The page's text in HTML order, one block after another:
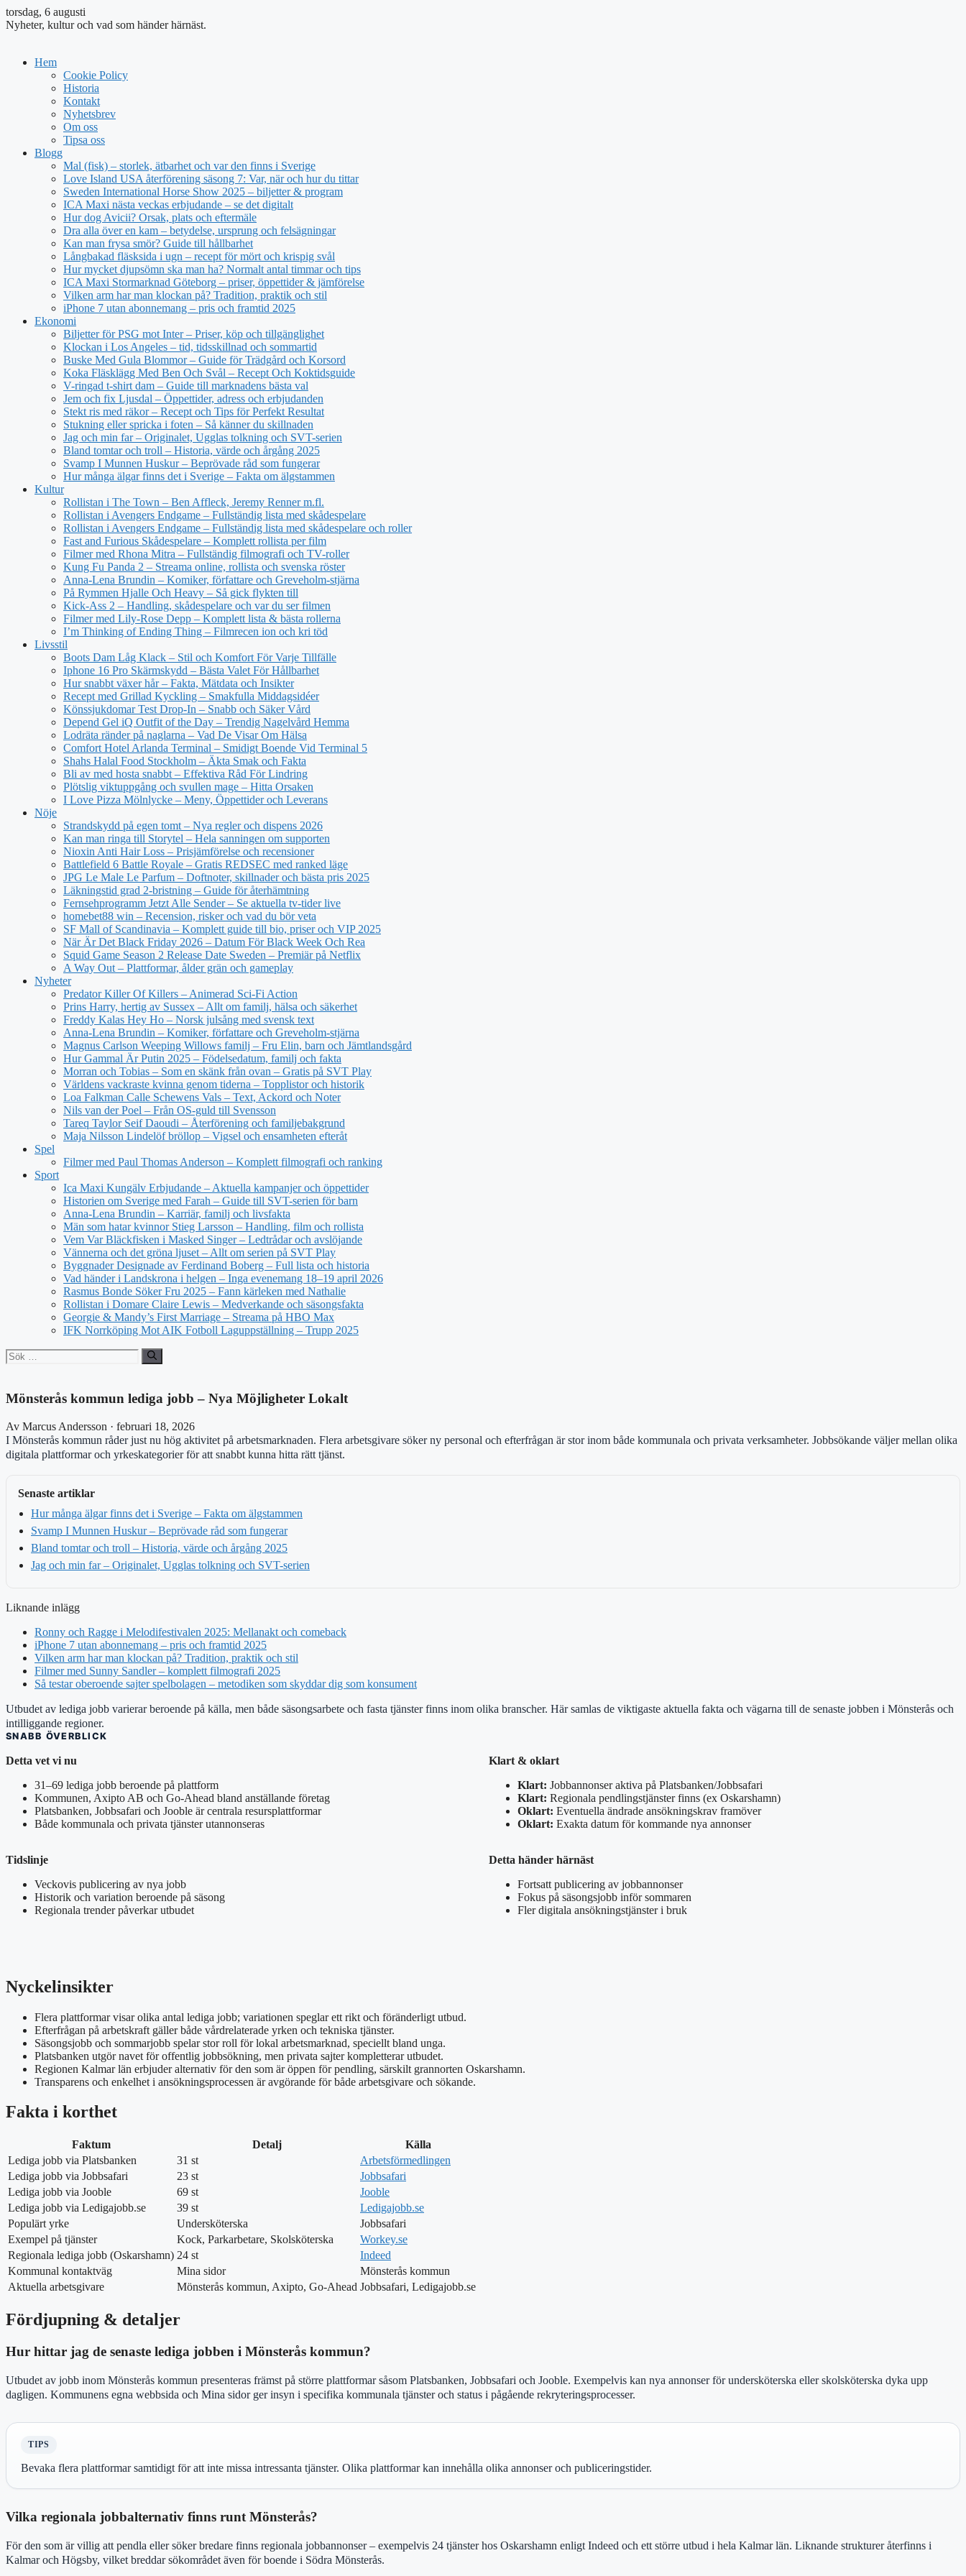
torsdag, 6 augusti
Nyheter, kultur och vad som händer härnäst.
Hem
Cookie Policy
Historia
Kontakt
Nyhetsbrev
Om oss
Tipsa oss
Blogg
Mal (fisk) – storlek, ätbarhet och var den finns i Sverige
Love Island USA återförening säsong 7: Var, när och hur du tittar
Sweden International Horse Show 2025 – biljetter & program
ICA Maxi nästa veckas erbjudande – se det digitalt
Hur dog Avicii? Orsak, plats och eftermäle
Dra alla över en kam – betydelse, ursprung och felsägningar
Kan man frysa smör? Guide till hållbarhet
Långbakad fläsksida i ugn – recept för mört och krispig svål
Hur mycket djupsömn ska man ha? Normalt antal timmar och tips
ICA Maxi Stormarknad Göteborg – priser, öppettider & jämförelse
Vilken arm har man klockan på? Tradition, praktik och stil
iPhone 7 utan abonnemang – pris och framtid 2025
Ekonomi
Biljetter för PSG mot Inter – Priser, köp och tillgänglighet
Klockan i Los Angeles – tid, tidsskillnad och sommartid
Buske Med Gula Blommor – Guide för Trädgård och Korsord
Koka Fläsklägg Med Ben Och Svål – Recept Och Koktidsguide
V-ringad t-shirt dam – Guide till marknadens bästa val
Jem och fix Ljusdal – Öppettider, adress och erbjudanden
Stekt ris med räkor – Recept och Tips för Perfekt Resultat
Stukning eller spricka i foten – Så känner du skillnaden
Jag och min far – Originalet, Ugglas tolkning och SVT-serien
Bland tomtar och troll – Historia, värde och årgång 2025
Svamp I Munnen Huskur – Beprövade råd som fungerar
Hur många älgar finns det i Sverige – Fakta om älgstammen
Kultur
Rollistan i The Town – Ben Affleck, Jeremy Renner m.fl.
Rollistan i Avengers Endgame – Fullständig lista med skådespelare
Rollistan i Avengers Endgame – Fullständig lista med skådespelare och roller
Fast and Furious Skådespelare – Komplett rollista per film
Filmer med Rhona Mitra – Fullständig filmografi och TV-roller
Kung Fu Panda 2 – Streama online, rollista och svenska röster
Anna-Lena Brundin – Komiker, författare och Greveholm-stjärna
På Rymmen Hjalle Och Heavy – Så gick flykten till
Kick-Ass 2 – Handling, skådespelare och var du ser filmen
Filmer med Lily-Rose Depp – Komplett lista & bästa rollerna
I’m Thinking of Ending Thing – Filmrecen ion och kri töd
Livsstil
Boots Dam Låg Klack – Stil och Komfort För Varje Tillfälle
Iphone 16 Pro Skärmskydd – Bästa Valet För Hållbarhet
Hur snabbt växer hår – Fakta, Mätdata och Insikter
Recept med Grillad Kyckling – Smakfulla Middagsidéer
Könssjukdomar Test Drop-In – Snabb och Säker Vård
Depend Gel iQ Outfit of the Day – Trendig Nagelvård Hemma
Lodräta ränder på naglarna – Vad De Visar Om Hälsa
Comfort Hotel Arlanda Terminal – Smidigt Boende Vid Terminal 5
Shahs Halal Food Stockholm – Äkta Smak och Fakta
Bli av med hosta snabbt – Effektiva Råd För Lindring
Plötslig viktuppgång och svullen mage – Hitta Orsaken
I Love Pizza Mölnlycke – Meny, Öppettider och Leverans
Nöje
Strandskydd på egen tomt – Nya regler och dispens 2026
Kan man ringa till Storytel – Hela sanningen om supporten
Nioxin Anti Hair Loss – Prisjämförelse och recensioner
Battlefield 6 Battle Royale – Gratis REDSEC med ranked läge
JPG Le Male Le Parfum – Doftnoter, skillnader och bästa pris 2025
Läkningstid grad 2-bristning – Guide för återhämtning
Fernsehprogramm Jetzt Alle Sender – Se aktuella tv-tider live
homebet88 win – Recension, risker och vad du bör veta
SF Mall of Scandinavia – Komplett guide till bio, priser och VIP 2025
När Är Det Black Friday 2026 – Datum För Black Week Och Rea
Squid Game Season 2 Release Date Sweden – Premiär på Netflix
A Way Out – Plattformar, ålder grän och gameplay
Nyheter
Predator Killer Of Killers – Animerad Sci-Fi Action
Prins Harry, hertig av Sussex – Allt om familj, hälsa och säkerhet
Freddy Kalas Hey Ho – Norsk julsång med svensk text
Anna-Lena Brundin – Komiker, författare och Greveholm-stjärna
Magnus Carlson Weeping Willows familj – Fru Elin, barn och Jämtlandsgård
Hur Gammal Är Putin 2025 – Födelsedatum, familj och fakta
Morran och Tobias – Som en skänk från ovan – Gratis på SVT Play
Världens vackraste kvinna genom tiderna – Topplistor och historik
Loa Falkman Calle Schewens Vals – Text, Ackord och Noter
Nils van der Poel – Från OS-guld till Svensson
Tareq Taylor Seif Daoudi – Återförening och familjebakgrund
Maja Nilsson Lindelöf bröllop – Vigsel och ensamheten efteråt
Spel
Filmer med Paul Thomas Anderson – Komplett filmografi och ranking
Sport
Ica Maxi Kungälv Erbjudande – Aktuella kampanjer och öppettider
Historien om Sverige med Farah – Guide till SVT-serien för barn
Anna-Lena Brundin – Karriär, familj och livsfakta
Män som hatar kvinnor Stieg Larsson – Handling, film och rollista
Vem Var Bläckfisken i Masked Singer – Ledtrådar och avslöjande
Vännerna och det gröna ljuset – Allt om serien på SVT Play
Byggnader Designade av Ferdinand Boberg – Full lista och historia
Vad händer i Landskrona i helgen – Inga evenemang 18–19 april 2026
Rasmus Bonde Söker Fru 2025 – Fann kärleken med Nathalie
Rollistan i Domare Claire Lewis – Medverkande och säsongsfakta
Georgie & Mandy’s First Marriage – Streama på HBO Max
IFK Norrköping Mot AIK Fotboll Laguppställning – Trupp 2025
Sök
efter:
Mönsterås kommun lediga jobb – Nya Möjligheter Lokalt
Av Marcus Andersson · februari 18, 2026
I Mönsterås kommun råder just nu hög aktivitet på arbetsmarknaden. Flera arbetsgivare söker ny personal och efterfrågan är stor inom både kommunala och privata verksamheter. Jobbsökande väljer mellan olika
digitala plattformar och yrkeskategorier för att snabbt kunna hitta rätt tjänst.
Senaste artiklar
Hur många älgar finns det i Sverige – Fakta om älgstammen
Svamp I Munnen Huskur – Beprövade råd som fungerar
Bland tomtar och troll – Historia, värde och årgång 2025
Jag och min far – Originalet, Ugglas tolkning och SVT-serien
Liknande inlägg
Ronny och Ragge i Melodifestivalen 2025: Mellanakt och comeback
iPhone 7 utan abonnemang – pris och framtid 2025
Vilken arm har man klockan på? Tradition, praktik och stil
Filmer med Sunny Sandler – komplett filmografi 2025
Så testar oberoende sajter spelbolagen – metodiken som skyddar dig som konsument
Utbudet av lediga jobb varierar beroende på källa, men både säsongsarbete och fasta tjänster finns inom olika branscher. Här samlas de viktigaste aktuella fakta och vägarna till de senaste jobben i Mönsterås och
intilliggande regioner.
SNABB ÖVERBLICK
Detta vet vi nu
31–69 lediga jobb beroende på plattform
Kommunen, Axipto AB och Go-Ahead bland anställande företag
Platsbanken, Jobbsafari och Jooble är centrala resursplattformar
Både kommunala och privata tjänster utannonseras
Klart & oklart
Klart: Jobbannonser aktiva på Platsbanken/Jobbsafari
Klart: Regionala pendlingstjänster finns (ex Oskarshamn)
Oklart: Eventuella ändrade ansökningskrav framöver
Oklart: Exakta datum för kommande nya annonser
Tidslinje
Veckovis publicering av nya jobb
Historik och variation beroende på säsong
Regionala trender påverkar utbudet
Detta händer härnäst
Fortsatt publicering av jobbannonser
Fokus på säsongsjobb inför sommaren
Fler digitala ansökningstjänster i bruk
Nyckelinsikter
Flera plattformar visar olika antal lediga jobb; variationen speglar ett rikt och föränderligt utbud.
Efterfrågan på arbetskraft gäller både vårdrelaterade yrken och tekniska tjänster.
Säsongsjobb och sommarjobb spelar stor roll för lokal arbetsmarknad, speciellt bland unga.
Platsbanken utgör navet för offentlig jobbsökning, men privata sajter kompletterar utbudet.
Regionen Kalmar län erbjuder alternativ för den som är öppen för pendling, särskilt grannorten Oskarshamn.
Transparens och enkelhet i ansökningsprocessen är avgörande för både arbetsgivare och sökande.
Fakta i korthet
Faktum Detalj
Källa
Lediga jobb via Platsbanken
31 st
Arbetsförmedlingen
Lediga jobb via Jobbsafari
23 st
Jobbsafari
Lediga jobb via Jooble
69 st
Jooble
Lediga jobb via Ledigajobb.se
39 st
Ledigajobb.se
Populärt yrke
Undersköterska
Jobbsafari
Exempel på tjänster
Kock, Parkarbetare, Skolsköterska
Workey.se
Regionala lediga jobb (Oskarshamn) 24 st
Indeed
Kommunal kontaktväg
Mina sidor
Mönsterås kommun
Aktuella arbetsgivare
Mönsterås kommun, Axipto, Go-Ahead Jobbsafari, Ledigajobb.se
Fördjupning & detaljer
Hur hittar jag de senaste lediga jobben i Mönsterås kommun?
Utbudet av jobb inom Mönsterås kommun presenteras främst på större plattformar såsom Platsbanken, Jobbsafari och Jooble. Exempelvis kan nya annonser för undersköterska eller skolsköterska dyka upp
dagligen. Kommunens egna webbsida och Mina sidor ger insyn i specifika kommunala tjänster och status i pågående rekryteringsprocesser.
TIPS
Bevaka flera plattformar samtidigt för att inte missa intressanta tjänster. Olika plattformar kan innehålla olika annonser och publiceringstider.
Vilka regionala jobbalternativ finns runt Mönsterås?
För den som är villig att pendla eller söker bredare finns regionala jobbannonser – exempelvis 24 tjänster hos Oskarshamn enligt Indeed och ett större utbud i hela Kalmar län. Liknande strukturer återfinns i
Kalmar och Högsby, vilket breddar sökområdet även för boende i Södra Mönsterås.